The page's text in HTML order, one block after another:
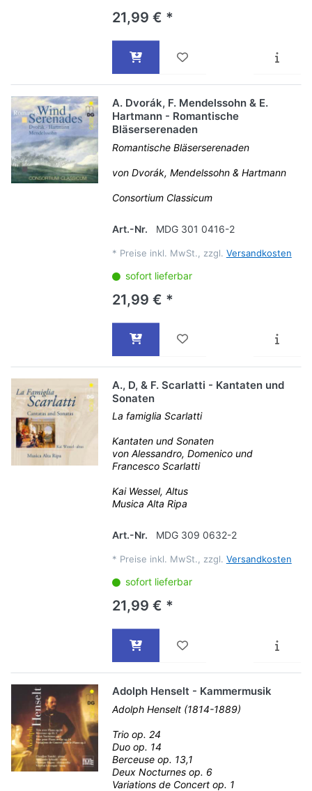
21,99 € *
A. Dvorák, F. Mendelssohn & E.
Hartmann - Romantische
Bläserserenaden
Romantische Bläserserenaden
von Dvorák, Mendelssohn & Hartmann
Consortium Classicum
Art.-Nr. MDG 301 0416-2
* Preise inkl. MwSt., zzgl. Versandkosten
sofort lieferbar
21,99 € *
A., D, & F. Scarlatti - Kantaten und
Sonaten
La famiglia Scarlatti
Kantaten und Sonaten
von Alessandro, Domenico und
Francesco Scarlatti
Kai Wessel, Altus
Musica Alta Ripa
Art.-Nr. MDG 309 0632-2
* Preise inkl. MwSt., zzgl. Versandkosten
sofort lieferbar
21,99 € *
Adolph Henselt - Kammermusik
Adolph Henselt (1814-1889)
Trio op. 24
Duo op. 14
Berceuse op. 13,1
Deux Nocturnes op. 6
Variations de Concert op. 1